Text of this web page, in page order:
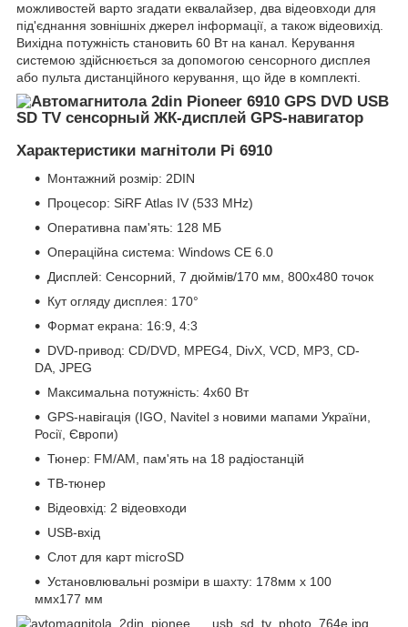
можливостей варто згадати еквалайзер, два відеовходи для
під'єднання зовнішніх джерел інформації, а також відеовихід.
Вихідна потужність становить 60 Вт на канал. Керування
системою здійснюється за допомогою сенсорного дисплея
або пульта дистанційного керування, що йде в комплекті.
Характеристики магнітоли Pi 6910
Монтажний розмір: 2DIN
Процесор: SiRF Atlas IV (533 MHz)
Оперативна пам'ять: 128 МБ
Операційна система: Windows CE 6.0
Дисплей: Сенсорний, 7 дюймів/170 мм, 800х480 точок
Кут огляду дисплея: 170°
Формат екрана: 16:9, 4:3
DVD-привод: CD/DVD, MPEG4, DivX, VCD, MP3, CD-
DA, JPEG
Максимальна потужність: 4х60 Вт
GPS-навігація (IGO, Navitel з новими мапами України,
Росії, Європи)
Тюнер: FM/AM, пам'ять на 18 радіостанцій
ТВ-тюнер
Відеовхід: 2 відеовходи
USB-вхід
Слот для карт microSD
Установлювальні розміри в шахту: 178мм х 100
ммx177 мм